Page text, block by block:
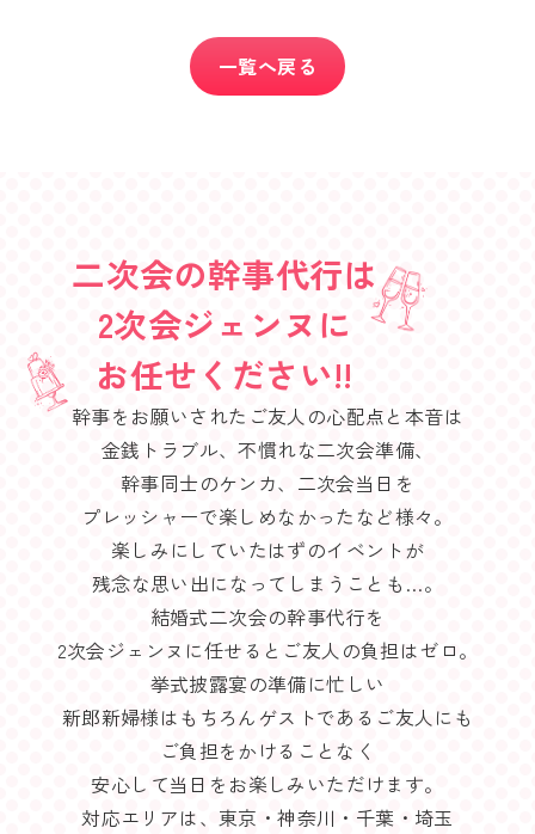
一覧へ戻る
二次会の幹事代行は
2次会ジェンヌに
お任せください!!
幹事をお願いされたご友人の心配点と本音は
金銭トラブル、不慣れな二次会準備、
幹事同士のケンカ、二次会当日を
プレッシャーで楽しめなかったなど様々。
楽しみにしていたはずのイベントが
残念な思い出になってしまうことも…。
結婚式二次会の幹事代行を
2次会ジェンヌに任せるとご友人の負担はゼロ。
挙式披露宴の準備に忙しい
新郎新婦様はもちろんゲストであるご友人にも
ご負担をかけることなく
安心して当日をお楽しみいただけます。
対応エリアは、東京・神奈川・千葉・埼玉